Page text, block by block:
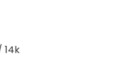
14k